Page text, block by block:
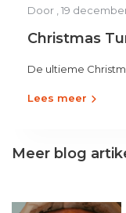
Door , 19
Christmas
De ultieme
Lees meer
Meer blog